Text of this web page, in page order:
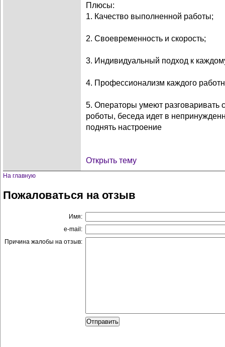
Плюсы:
1. Качество выполненной работы;
2. Своевременность и скорость;
3. Индивидуальный подход к
4. Профессионализм каждого
5. Операторы умеют разговаривать
роботы, беседа идет в
поднять настроение
Открыть тему
На главную
Пожаловаться на отзыв
Имя:
e-mail:
Причина жалобы на отзыв: